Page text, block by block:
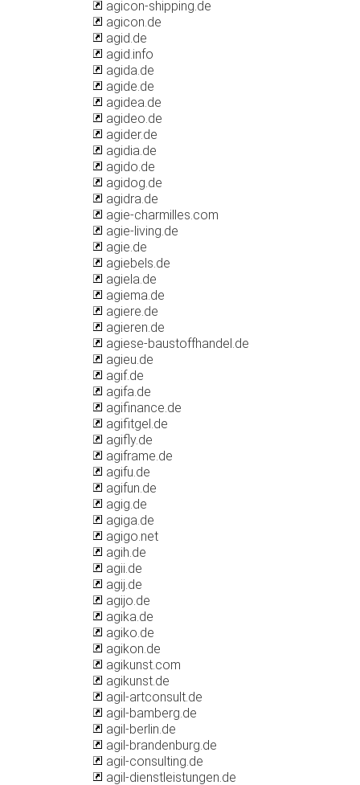
agicon-shipping.de
agicon.de
agid.de
agid.info
agida.de
agide.de
agidea.de
agideo.de
agider.de
agidia.de
agido.de
agidog.de
agidra.de
agie-charmilles.com
agie-living.de
agie.de
agiebels.de
agiela.de
agiema.de
agiere.de
agieren.de
agiese-baustoffhandel.de
agieu.de
agif.de
agifa.de
agifinance.de
agifitgel.de
agifly.de
agiframe.de
agifu.de
agifun.de
agig.de
agiga.de
agigo.net
agih.de
agii.de
agij.de
agijo.de
agika.de
agiko.de
agikon.de
agikunst.com
agikunst.de
agil-artconsult.de
agil-bamberg.de
agil-berlin.de
agil-brandenburg.de
agil-consulting.de
agil-dienstleistungen.de